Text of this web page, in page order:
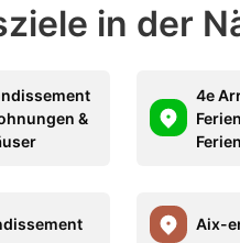
in der
&
4e
Aix-